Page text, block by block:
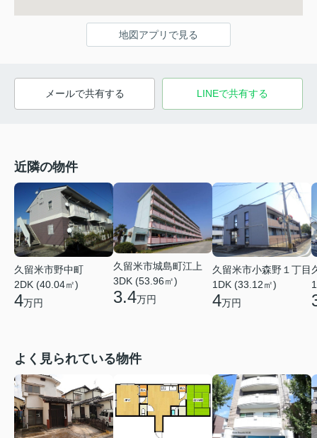
地図アプリで見る
メールで共有する LINEで共有する
近隣の物件
久留米市野中町
2DK (40.04㎡)
4万円
久留米市城島町江上
3DK (53.96㎡)
3.4万円
久留米市小森野１丁目
1DK (33.12㎡)
4万円
よく見られている物件